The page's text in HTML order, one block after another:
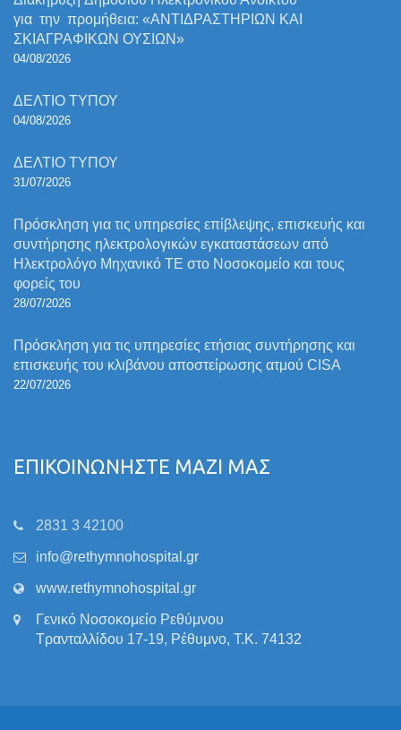
για την προμήθεια: «ΑΝΤΙΔΡΑΣΤΗΡΙΩΝ ΚΑΙ
ΣΚΙΑΓΡΑΦΙΚΩΝ ΟΥΣΙΩΝ»
04/08/2026
ΔΕΛΤΙΟ ΤΥΠΟΥ
04/08/2026
ΔΕΛΤΙΟ ΤΥΠΟΥ
31/07/2026
Πρόσκληση για τις υπηρεσίες επίβλεψης, επισκευής και
συντήρησης ηλεκτρολογικών εγκαταστάσεων από
Ηλεκτρολόγο Μηχανικό ΤΕ στο Νοσοκομείο και τους
φορείς του
28/07/2026
Πρόσκληση για τις υπηρεσίες ετήσιας συντήρησης και
επισκευής του κλιβάνου αποστείρωσης ατμού CISA
22/07/2026
ΕΠΙΚΟΙΝΩΝΗΣΤΕ ΜΑΖΙ ΜΑΣ
2831 3 42100
info@rethymnohospital.gr
www.rethymnohospital.gr
Γενικό Νοσοκομείο Ρεθύμνου
Τρανταλλίδου 17-19, Ρέθυμνο, Τ.Κ. 74132